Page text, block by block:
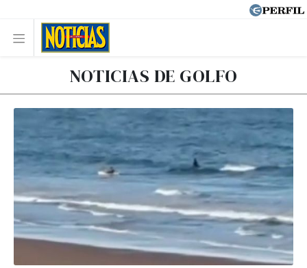
NOTICIAS DE GOLFO